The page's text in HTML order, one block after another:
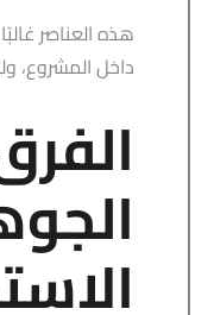
هذه العناصر
داخل المشروع،